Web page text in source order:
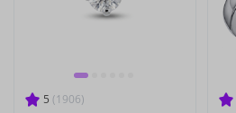
5 (1906)